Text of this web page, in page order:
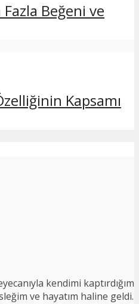
Beğeni ve
Kapsamı
kendimi kaptırdığım
ve hayatım haline geldi.